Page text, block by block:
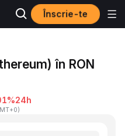
Înscrie-te
în RON
24h
)